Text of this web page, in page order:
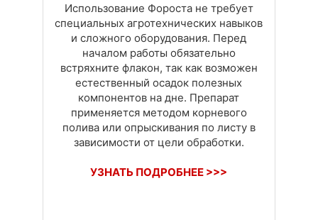
Использование Фороста не требует
специальных агротехнических навыков
и сложного оборудования. Перед
началом работы обязательно
встряхните флакон, так как возможен
естественный осадок полезных
компонентов на дне. Препарат
применяется методом корневого
полива или опрыскивания по листу в
зависимости от цели обработки.
УЗНАТЬ ПОДРОБНЕЕ >>>